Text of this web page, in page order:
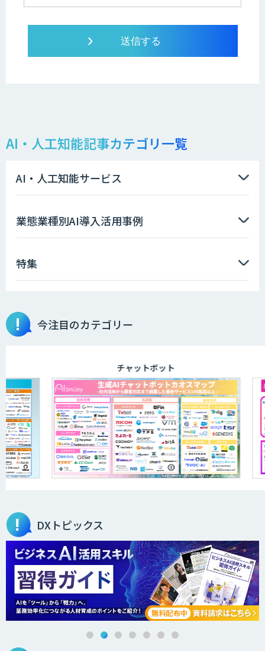
AI・人工知能記事カテゴリ一覧
AI・人工知能サービス
業態業種別AI導入活用事例
特集
今注目のカテゴリー
チャットボット
DXトピックス